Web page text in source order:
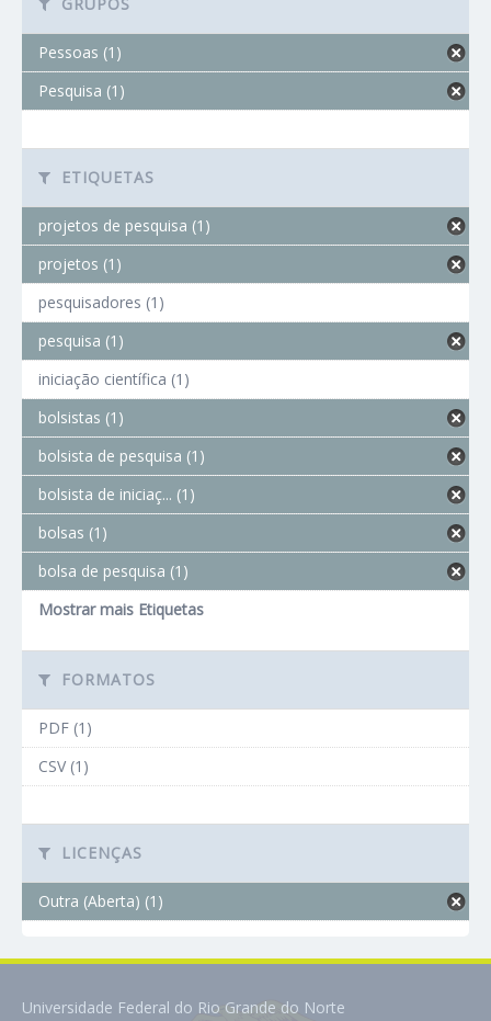
Pessoas (1)
Pesquisa (1)
ETIQUETAS
projetos de pesquisa (1)
projetos (1)
pesquisadores (1)
pesquisa (1)
iniciação científica (1)
bolsistas (1)
bolsista de pesquisa (1)
bolsista de iniciaç... (1)
bolsas (1)
bolsa de pesquisa (1)
Mostrar mais Etiquetas
FORMATOS
PDF (1)
CSV (1)
LICENÇAS
Outra (Aberta) (1)
Universidade Federal do Rio Grande do Norte